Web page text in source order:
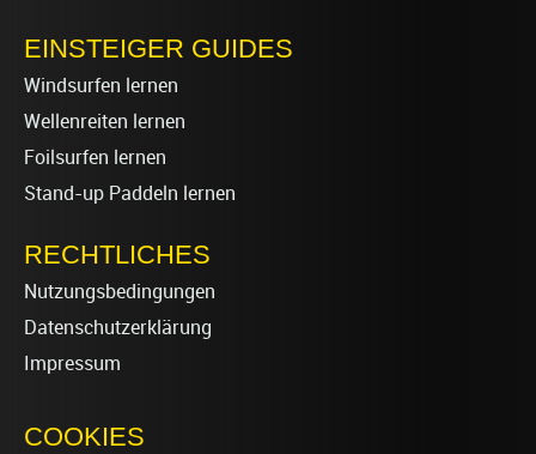
EINSTEIGER GUIDES
Windsurfen lernen
Wellenreiten lernen
Foilsurfen lernen
Stand-up Paddeln lernen
RECHTLICHES
Nutzungsbedingungen
Datenschutzerklärung
Impressum
COOKIES